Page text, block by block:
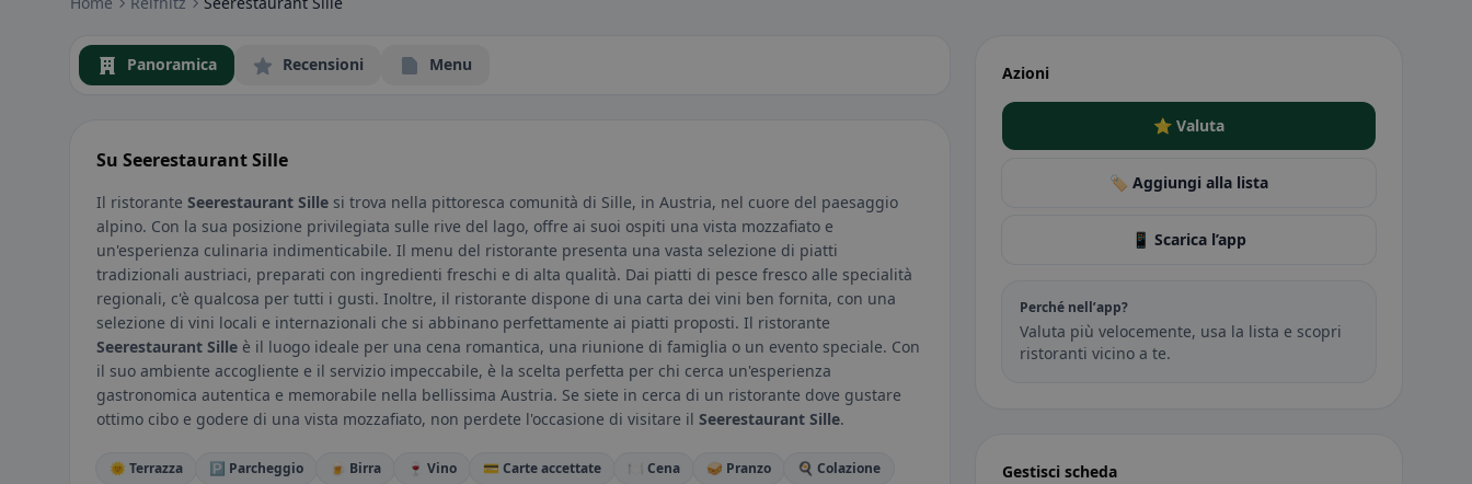
Panoramica Recensioni Menu
Su Seerestaurant Sille
Il ristorante Seerestaurant Sille si trova nella pittoresca comunità di Sille, in Austria, nel cuore del paesaggio
alpino. Con la sua posizione privilegiata sulle rive del lago, offre ai suoi ospiti una vista mozzafiato e
un'esperienza culinaria indimenticabile. Il menu del ristorante presenta una vasta selezione di piatti
tradizionali austriaci, preparati con ingredienti freschi e di alta qualità. Dai piatti di pesce fresco alle specialità
regionali, c'è qualcosa per tutti i gusti. Inoltre, il ristorante dispone di una carta dei vini ben fornita, con una
selezione di vini locali e internazionali che si abbinano perfettamente ai piatti proposti. Il ristorante
Seerestaurant Sille è il luogo ideale per una cena romantica, una riunione di famiglia o un evento speciale. Con
il suo ambiente accogliente e il servizio impeccabile, è la scelta perfetta per chi cerca un'esperienza
gastronomica autentica e memorabile nella bellissima Austria. Se siete in cerca di un ristorante dove gustare
ottimo cibo e godere di una vista mozzafiato, non perdete l'occasione di visitare il Seerestaurant Sille.
🌞 Terrazza 🅿️ Parcheggio 🍺 Birra 🍷 Vino 💳 Carte accettate 🍽️ Cena 🥪 Pranzo
🍳 Colazione
Azioni
⭐ Valuta
🏷️ Aggiungi alla lista
📱 Scarica l’app
Perché nell’app?
Valuta più velocemente, usa la lista e scopri
ristoranti vicino a te.
Gestisci scheda